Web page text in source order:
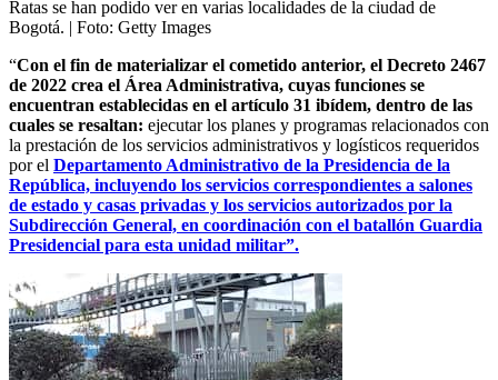
Ratas se han podido ver en varias localidades de la ciudad de
Bogotá. | Foto: Getty Images
“Con el fin de materializar el cometido anterior, el Decreto 2467
de 2022 crea el Área Administrativa, cuyas funciones se
encuentran establecidas en el artículo 31 ibídem, dentro de las
cuales se resaltan: ejecutar los planes y programas relacionados con
la prestación de los servicios administrativos y logísticos requeridos
por el Departamento Administrativo de la Presidencia de la
República, incluyendo los servicios correspondientes a salones
de estado y casas privadas y los servicios autorizados por la
Subdirección General, en coordinación con el batallón Guardia
Presidencial para esta unidad militar”.